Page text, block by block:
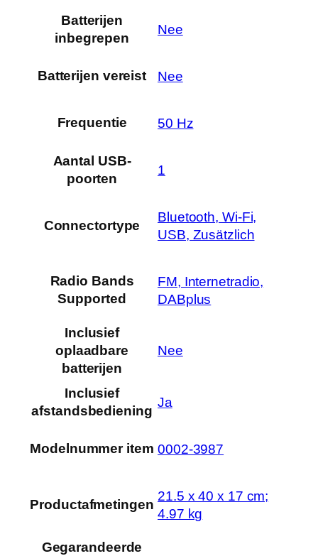
Batterijen
inbegrepen
‎Nee
Batterijen vereist ‎Nee
Frequentie ‎50 Hz
Aantal USB-
poorten
‎1
Connectortype
‎Bluetooth, Wi-Fi,
USB, Zusätzlich
Radio Bands
Supported
‎FM, Internetradio,
DABplus
Inclusief
oplaadbare
batterijen
‎Nee
Inclusief
afstandsbediening
‎Ja
Modelnummer item ‎0002-3987
Productafmetingen
‎21.5 x 40 x 17 cm;
4.97 kg
Gegarandeerde